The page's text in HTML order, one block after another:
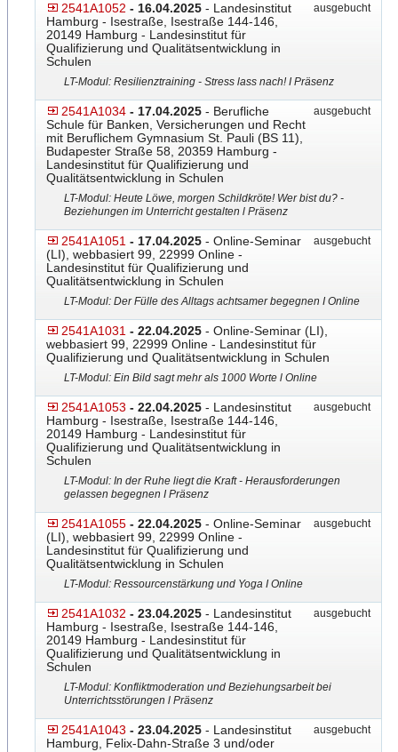
2541A1052 - 16.04.2025 - Landesinstitut
Hamburg - Isestraße, Isestraße 144-146,
20149 Hamburg - Landesinstitut für
Qualifizierung und Qualitätsentwicklung in
Schulen
ausgebucht
LT-Modul: Resilienztraining - Stress lass nach! I Präsenz
2541A1034 - 17.04.2025 - Berufliche
Schule für Banken, Versicherungen und Recht
mit Beruflichem Gymnasium St. Pauli (BS 11),
Budapester Straße 58, 20359 Hamburg -
Landesinstitut für Qualifizierung und
Qualitätsentwicklung in Schulen
ausgebucht
LT-Modul: Heute Löwe, morgen Schildkröte! Wer bist du? -
Beziehungen im Unterricht gestalten l Präsenz
2541A1051 - 17.04.2025 - Online-Seminar
(LI), webbasiert 99, 22999 Online -
Landesinstitut für Qualifizierung und
Qualitätsentwicklung in Schulen
ausgebucht
LT-Modul: Der Fülle des Alltags achtsamer begegnen I Online
2541A1031 - 22.04.2025 - Online-Seminar (LI),
webbasiert 99, 22999 Online - Landesinstitut für
Qualifizierung und Qualitätsentwicklung in Schulen
LT-Modul: Ein Bild sagt mehr als 1000 Worte l Online
2541A1053 - 22.04.2025 - Landesinstitut
Hamburg - Isestraße, Isestraße 144-146,
20149 Hamburg - Landesinstitut für
Qualifizierung und Qualitätsentwicklung in
Schulen
ausgebucht
LT-Modul: In der Ruhe liegt die Kraft - Herausforderungen
gelassen begegnen I Präsenz
2541A1055 - 22.04.2025 - Online-Seminar
(LI), webbasiert 99, 22999 Online -
Landesinstitut für Qualifizierung und
Qualitätsentwicklung in Schulen
ausgebucht
LT-Modul: Ressourcenstärkung und Yoga I Online
2541A1032 - 23.04.2025 - Landesinstitut
Hamburg - Isestraße, Isestraße 144-146,
20149 Hamburg - Landesinstitut für
Qualifizierung und Qualitätsentwicklung in
Schulen
ausgebucht
LT-Modul: Konfliktmoderation und Beziehungsarbeit bei
Unterrichtsstörungen l Präsenz
2541A1043 - 23.04.2025 - Landesinstitut
Hamburg, Felix-Dahn-Straße 3 und/oder
ausgebucht